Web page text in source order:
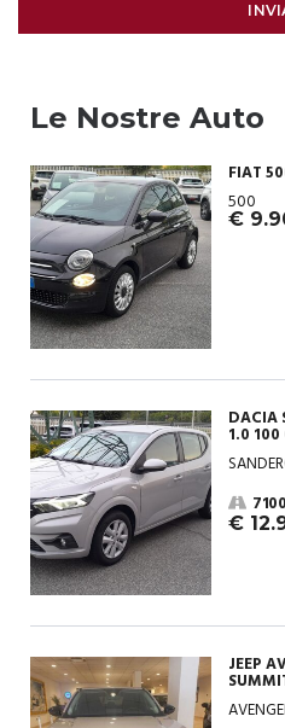
Le Nostre Auto
FIAT
500
€
DACIA
1.0 100
€
JEEP